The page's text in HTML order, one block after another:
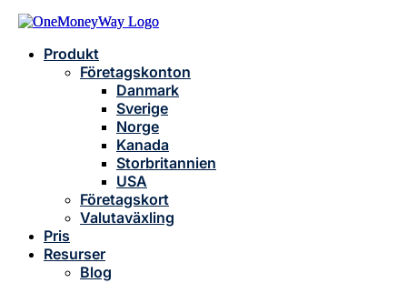
Produkt
Företagskonton
Danmark
Sverige
Norge
Kanada
Storbritannien
USA
Företagskort
Valutaväxling
Pris
Resurser
Blog